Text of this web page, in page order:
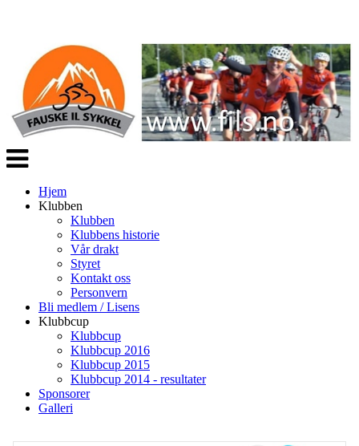
Veksle
navigasjon
Hjem
Klubben
Klubben
Klubbens historie
Vår drakt
Styret
Kontakt oss
Personvern
Bli medlem / Lisens
Klubbcup
Klubbcup
Klubbcup 2016
Klubbcup 2015
Klubbcup 2014 - resultater
Sponsorer
Galleri